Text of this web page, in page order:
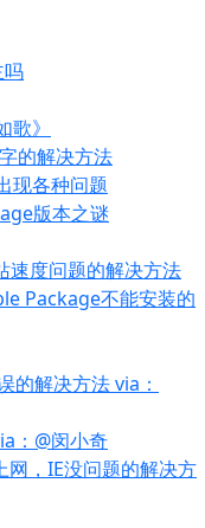
吗
》
的解决方法
现各种问题
版本之谜
速度问题的解决方法
Package不能安装的
的解决方法 via：
：@闵小奇
，IE没问题的解决方